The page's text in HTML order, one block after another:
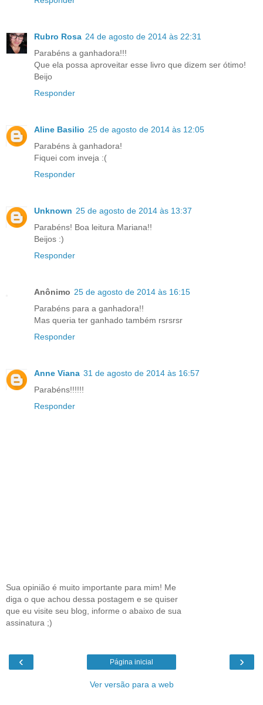
Rubro Rosa 24 de agosto de 2014 às 22:31
Parabéns a ganhadora!!!
Que ela possa aproveitar esse livro que dizem ser ótimo!
Beijo
Responder
Aline Basilio 25 de agosto de 2014 às 12:05
Parabéns à ganhadora!
Fiquei com inveja :(
Responder
Unknown 25 de agosto de 2014 às 13:37
Parabéns! Boa leitura Mariana!!
Beijos :)
Responder
Anônimo 25 de agosto de 2014 às 16:15
Parabéns para a ganhadora!!
Mas queria ter ganhado também rsrsrsr
Responder
Anne Viana 31 de agosto de 2014 às 16:57
Parabéns!!!!!!
Responder
Sua opinião é muito importante para mim! Me
diga o que achou dessa postagem e se quiser
que eu visite seu blog, informe o abaixo de sua
assinatura ;)
‹ ›
Página inicial
Ver versão para a web